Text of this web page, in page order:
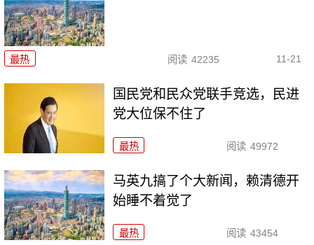
最热 阅读 42235 11-21
国民党和民众党联手竞选，民进
党大位保不住了
最热 阅读 49972
马英九搞了个大新闻，赖清德开
始睡不着觉了
最热 阅读 43454